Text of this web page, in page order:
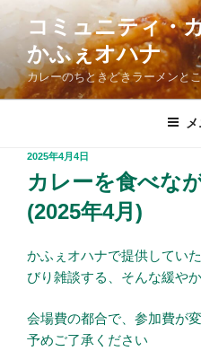
コ
ツ
コミュニティ・
かふぇオハナ
カレーのちときどきラーメンと
投
日:
2025年4月4日
カレーを食べな
(2025年4月)
かふぇオハナで提供してい
びり雑談する、そんな緩やか
会場費の都合で、参加費が
予めご了承ください